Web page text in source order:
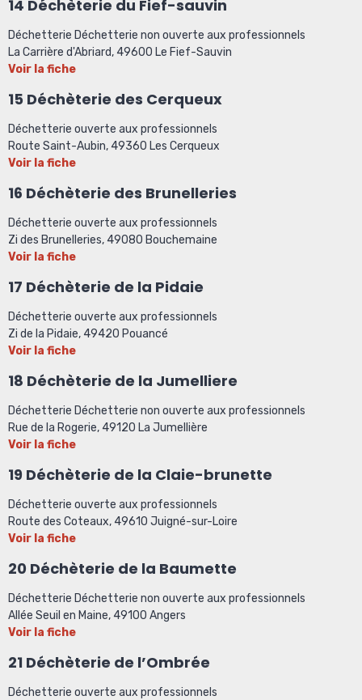
14 Déchèterie du Fief-sauvin
Déchetterie Déchetterie non ouverte aux professionnels
La Carrière d'Abriard, 49600 Le Fief-Sauvin
Voir la fiche
15 Déchèterie des Cerqueux
Déchetterie ouverte aux professionnels
Route Saint-Aubin, 49360 Les Cerqueux
Voir la fiche
16 Déchèterie des Brunelleries
Déchetterie ouverte aux professionnels
Zi des Brunelleries, 49080 Bouchemaine
Voir la fiche
17 Déchèterie de la Pidaie
Déchetterie ouverte aux professionnels
Zi de la Pidaie, 49420 Pouancé
Voir la fiche
18 Déchèterie de la Jumelliere
Déchetterie Déchetterie non ouverte aux professionnels
Rue de la Rogerie, 49120 La Jumellière
Voir la fiche
19 Déchèterie de la Claie-brunette
Déchetterie ouverte aux professionnels
Route des Coteaux, 49610 Juigné-sur-Loire
Voir la fiche
20 Déchèterie de la Baumette
Déchetterie Déchetterie non ouverte aux professionnels
Allée Seuil en Maine, 49100 Angers
Voir la fiche
21 Déchèterie de l’Ombrée
Déchetterie ouverte aux professionnels